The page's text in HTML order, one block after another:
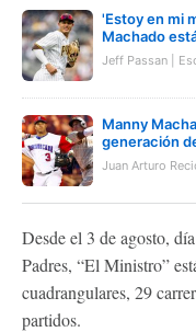
'Estoy en mi
Machado
Jeff Passan |
Manny
generación
Juan Arturo
Desde el 3 de agosto,
Padres, “El Ministro”
cuadrangulares, 29
partidos.